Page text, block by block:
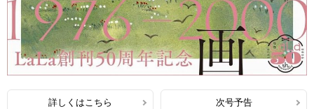
詳しくはこちら 次号予告